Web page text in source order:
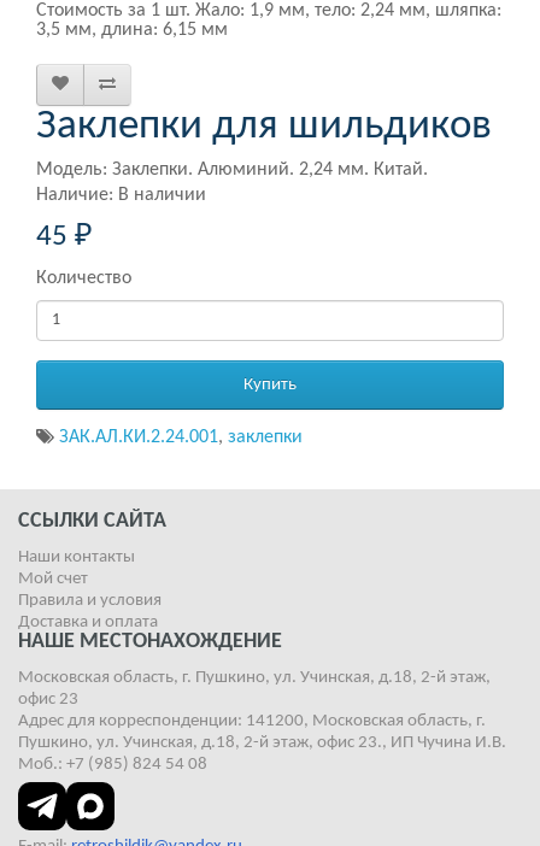
Стоимость за 1 шт. Жало: 1,9 мм, тело: 2,24 мм, шляпка:
3,5 мм, длина: 6,15 мм
Заклепки для шильдиков
Модель: Заклепки. Алюминий. 2,24 мм. Китай.
Наличие: В наличии
45 ₽
Количество
Купить
ЗАК.АЛ.КИ.2.24.001, заклепки
ССЫЛКИ САЙТА
Наши контакты
Мой счет
Правила и условия
Доставка и оплата
НАШЕ МЕСТОНАХОЖДЕНИЕ
Московская область, г. Пушкино, ул. Учинская, д.18, 2-й этаж,
офис 23
Адрес для корреспонденции: 141200, Московская область, г.
Пушкино, ул. Учинская, д.18, 2-й этаж, офис 23., ИП Чучина И.В.
Моб.: +7 (985) 824 54 08